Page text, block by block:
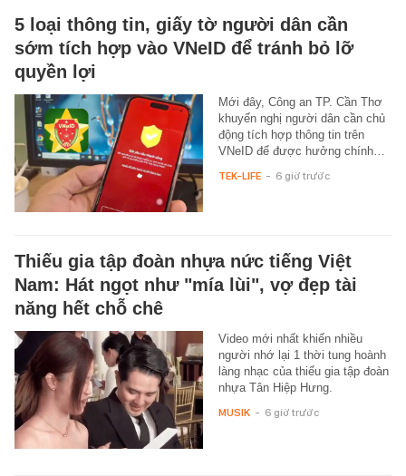
5 loại thông tin, giấy tờ người dân cần
sớm tích hợp vào VNeID để tránh bỏ lỡ
quyền lợi
Mới đây, Công an TP. Cần Thơ
khuyến nghị người dân cần chủ
động tích hợp thông tin trên
VNeID để được hưởng chính…
TEK-LIFE - 6 giờ trước
Thiếu gia tập đoàn nhựa nức tiếng Việt
Nam: Hát ngọt như "mía lùi", vợ đẹp tài
năng hết chỗ chê
Video mới nhất khiến nhiều
người nhớ lại 1 thời tung hoành
làng nhạc của thiếu gia tập đoàn
nhựa Tân Hiệp Hưng.
MUSIK - 6 giờ trước